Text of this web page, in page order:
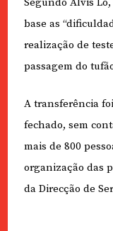
base as
realização de
passagem do
A transferência
fechado, sem
mais de 800
organização das
da Direcção de